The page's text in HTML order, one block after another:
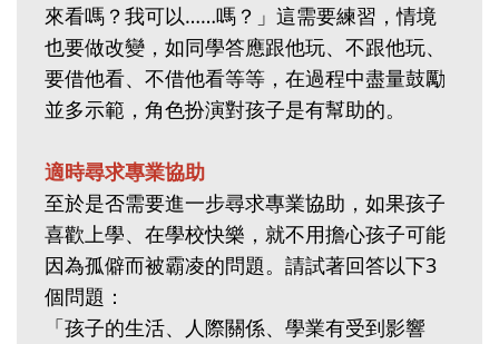
來看嗎？我可以……嗎？」這需要練習，情境
也要做改變，如同學答應跟他玩、不跟他玩、
要借他看、不借他看等等，在過程中盡量鼓勵
並多示範，角色扮演對孩子是有幫助的。
適時尋求專業協助
至於是否需要進一步尋求專業協助，如果孩子
喜歡上學、在學校快樂，就不用擔心孩子可能
因為孤僻而被霸凌的問題。請試著回答以下3
個問題：
「孩子的生活、人際關係、學業有受到影響